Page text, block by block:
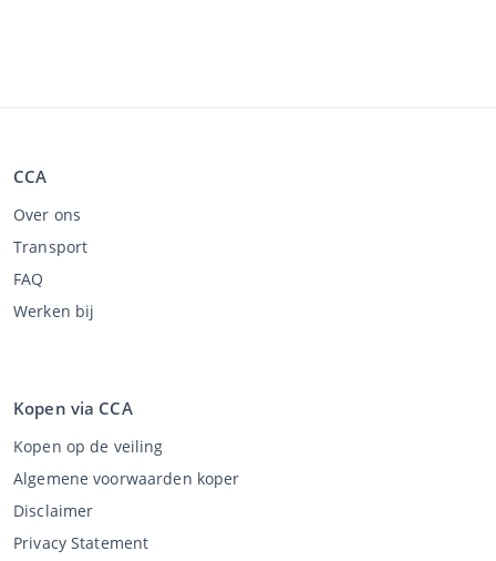
CCA
Over ons
Transport
FAQ
Werken bij
Kopen via CCA
Kopen op de veiling
Algemene voorwaarden koper
Disclaimer
Privacy Statement